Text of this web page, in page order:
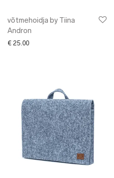
võtmehoidja by Tiina
Andron
€ 25.00